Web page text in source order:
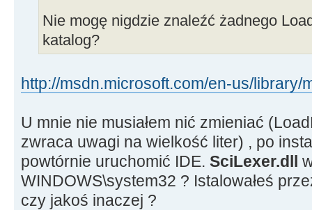
Nie mogę nigdzie znaleźć żadnego
katalog?
http://msdn.microsoft.com/en-us/library/
U mnie nie musiałem nić zmieniać
zwraca uwagi na wielkość liter) , po
powtórnie uruchomić IDE. SciLexer.dll
WINDOWS\system32 ? Istalowałeś
czy jakoś inaczej ?